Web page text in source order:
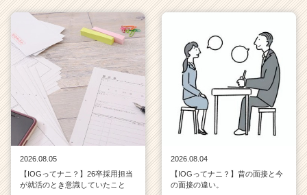
2026.08.05
【IOGってナニ？】26卒採用担当
が就活のとき意識していたこと
2026.08.04
【IOGってナニ？】昔の面接と今
の面接の違い。